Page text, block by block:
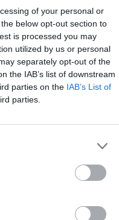
of your personal or
below opt-out section to
is processed you may
utilized by us or personal
separately opt-out of the
the IAB’s list of downstream
parties on the IAB’s List of
parties.